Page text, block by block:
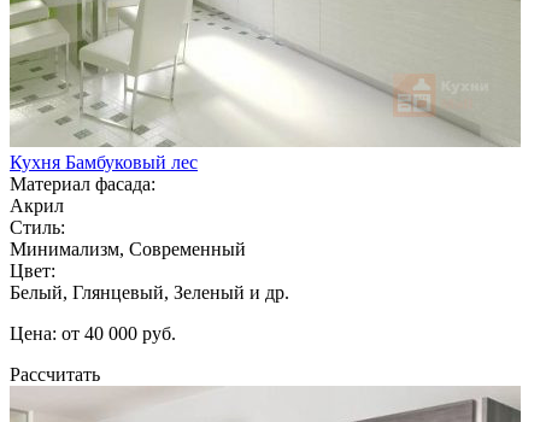
Кухня Бамбуковый лес
Материал фасада:
Акрил
Стиль:
Минимализм, Современный
Цвет:
Белый, Глянцевый, Зеленый и др.
Цена: от 40 000 руб.
Рассчитать